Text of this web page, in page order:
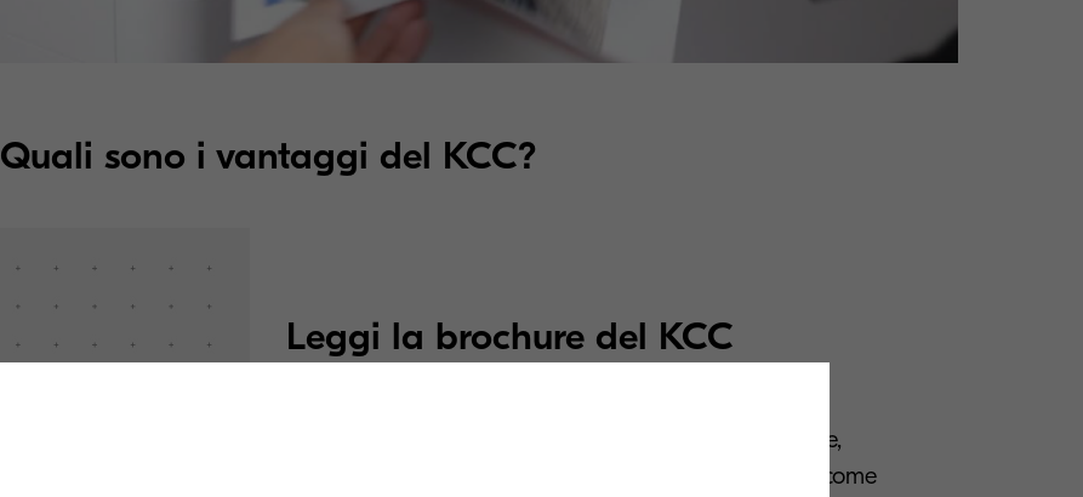
Quali sono i vantaggi del KCC?
Leggi la brochure del KCC
Kyocera Cloud Capture aiuta le aziende a organizzare,
classificare e inviare i documenti aziendali necessari, come